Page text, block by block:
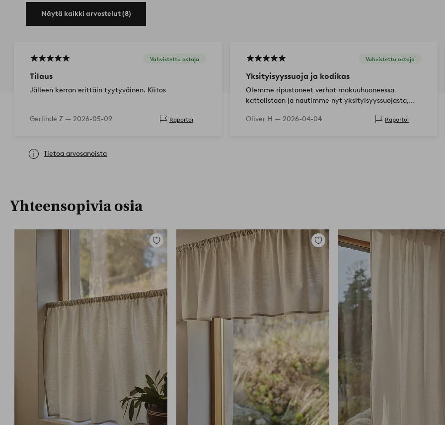
Näytä kaikki arvostelut (8)
Vahvistettu ostaja
Tilaus
Jälleen kerran erittäin tyytyväinen. Kiitos
Gerlinde Z — 2026-05-09 Raportoi
Vahvistettu ostaja
Yksityisyyssuoja ja kodikas
Olemme ripustaneet verhot makuuhuoneessa
kattolistaan ja nautimme nyt yksityisyyssuojasta,
hyvin! Huippulaatuinen, kangas tu…
Oliver H — 2026-04-04 Raportoi
Tietoa arvosanoista
Yhteensopivia osia
Lisää
suosikkeihin
Lisää
suosikkeihin